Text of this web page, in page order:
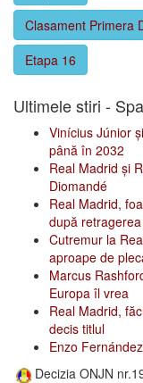
Clasament Primera
Etapa 16
Ultimele stiri -
Vinícius Júnior
până în 2032
Real Madrid și
Diomandé
Real Madrid,
după
Cutremur la
aproape de
Marcus
Europa îl vrea
Real Madrid,
decis titlul
Enzo
Decizia ONJN